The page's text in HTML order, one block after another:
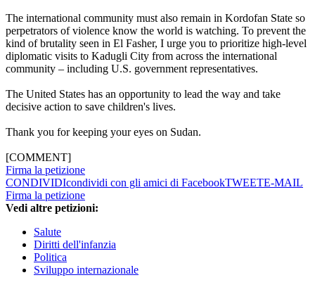
The international community must also remain in Kordofan State so
perpetrators of violence know the world is watching. To prevent the
kind of brutality seen in El Fasher, I urge you to prioritize high-level
diplomatic visits to Kadugli City from across the international
community – including U.S. government representatives.
The United States has an opportunity to lead the way and take
decisive action to save children's lives.
Thank you for keeping your eyes on Sudan.
[COMMENT]
Firma la petizione
CONDIVIDIcondividi con gli amici di FacebookTWEETE-MAIL
Firma la petizione
Vedi altre petizioni:
Salute
Diritti dell'infanzia
Politica
Sviluppo internazionale